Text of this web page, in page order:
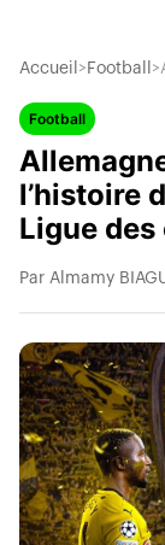
Accueil > Football >
Football
l’histoire
Ligue
Par Almamy